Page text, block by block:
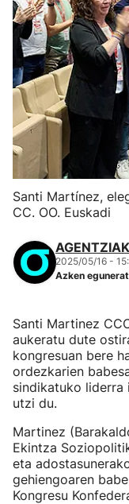
Santi Martínez,
CC. OO. Euskadi
2025/05/16 -
Azken
Santi Martinez
aukeratu dute
kongresuan bere
ordezkarien
sindikatuko liderra
utzi du.
Martinez
Ekintza
eta
gehiengoaren
Kongresu